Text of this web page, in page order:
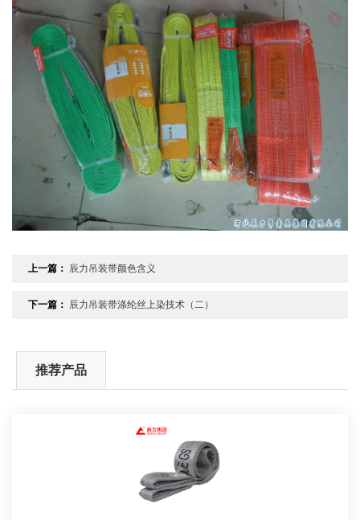
上一篇： 辰力吊装带颜色含义
下一篇： 辰力吊装带涤纶丝上染技术（二）
推荐产品